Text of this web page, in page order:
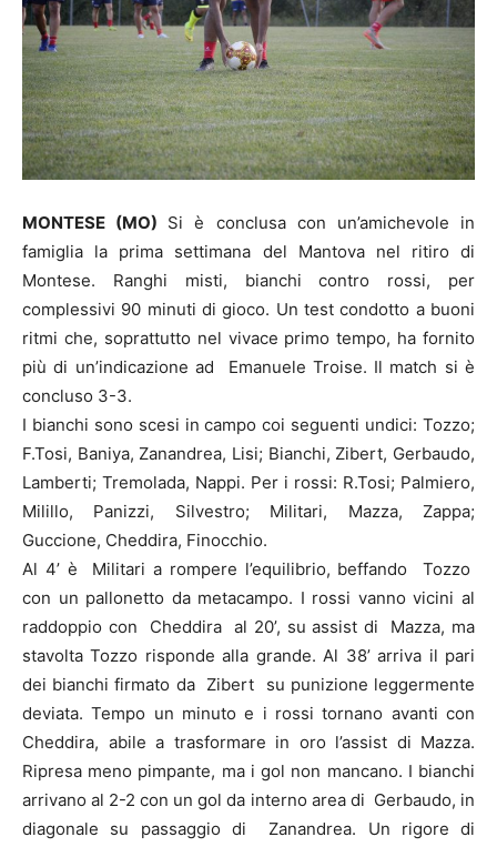
MONTESE (MO) Si è conclusa con un’amichevole in
famiglia la prima settimana del Mantova nel ritiro di
Montese. Ranghi misti, bianchi contro rossi, per
complessivi 90 minuti di gioco. Un test condotto a buoni
ritmi che, soprattutto nel vivace primo tempo, ha fornito
più di un’indicazione ad Emanuele Troise. Il match si è
concluso 3-3.
I bianchi sono scesi in campo coi seguenti undici: Tozzo;
F.Tosi, Baniya, Zanandrea, Lisi; Bianchi, Zibert, Gerbaudo,
Lamberti; Tremolada, Nappi. Per i rossi: R.Tosi; Palmiero,
Milillo, Panizzi, Silvestro; Militari, Mazza, Zappa;
Guccione, Cheddira, Finocchio.
Al 4’ è Militari a rompere l’equilibrio, beffando Tozzo
con un pallonetto da metacampo. I rossi vanno vicini al
raddoppio con Cheddira al 20’, su assist di Mazza, ma
stavolta Tozzo risponde alla grande. Al 38’ arriva il pari
dei bianchi firmato da Zibert su punizione leggermente
deviata. Tempo un minuto e i rossi tornano avanti con
Cheddira, abile a trasformare in oro l’assist di Mazza.
Ripresa meno pimpante, ma i gol non mancano. I bianchi
arrivano al 2-2 con un gol da interno area di Gerbaudo, in
diagonale su passaggio di Zanandrea. Un rigore di